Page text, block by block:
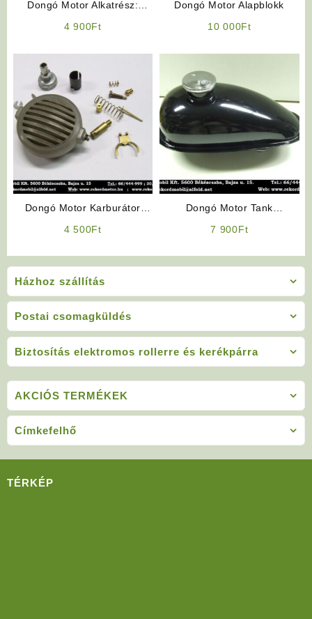
Házhoz szállítás
Postai csomagküldés
Biztosítás elektromos rollerre és kerékpárra
Dongó Motor Alkatrész:
4 900Ft
Dongó Motor Alapblokk
10 000Ft
Dongó Motor Karburátor
4 500Ft
Dongó Motor Tank
7 900Ft
AKCIÓS TERMÉKEK
Címkefelhő
TÉRKÉP